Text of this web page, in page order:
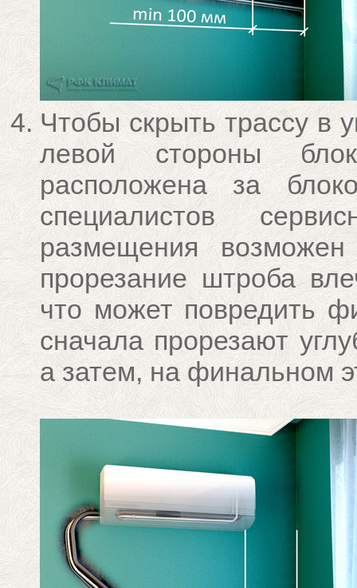
Чтобы скрыть трассу в
левой стороны
расположена за
специалистов
размещения
прорезание штроба
что может повредить
сначала прорезают
а затем, на финальном